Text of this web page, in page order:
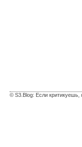
© S3.Blog: Если